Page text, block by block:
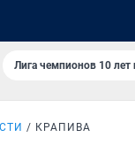
Лига чемпионов 10 лет
КРАПИВА